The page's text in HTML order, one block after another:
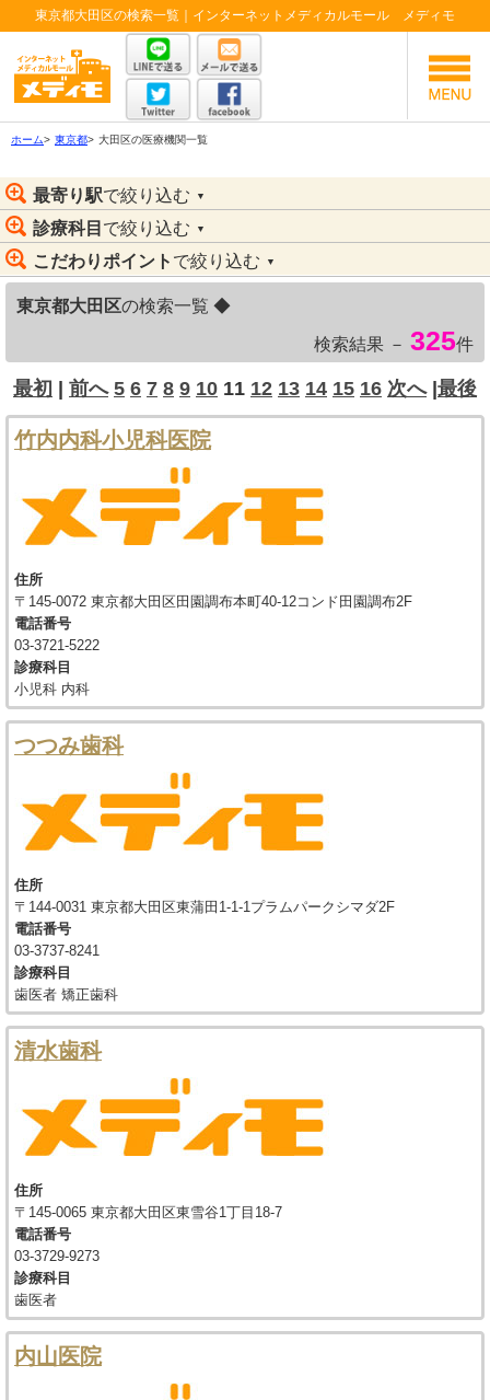
東京都大田区の検索一覧｜インターネットメディカルモール メディモ
ホーム> 東京都> 大田区の医療機関一覧
最寄り駅で絞り込む ▼
診療科目 で絞り込む ▼
こだわりポイント で絞り込む ▼
東京都大田区の検索一覧 ◆
検索結果 － 325件
最初 | 前へ 5 6 7 8 9 10 11 12 13 14 15 16 次へ|最後
竹内内科小児科医院
住所
〒145-0072 東京都大田区田園調布本町40-12コンド田園調布2F
電話番号
03-3721-5222
診療科目
小児科 内科
つつみ歯科
住所
〒144-0031 東京都大田区東蒲田1-1-1プラムパークシマダ2F
電話番号
03-3737-8241
診療科目
歯医者 矯正歯科
清水歯科
住所
〒145-0065 東京都大田区東雪谷1丁目18-7
電話番号
03-3729-9273
診療科目
歯医者
内山医院